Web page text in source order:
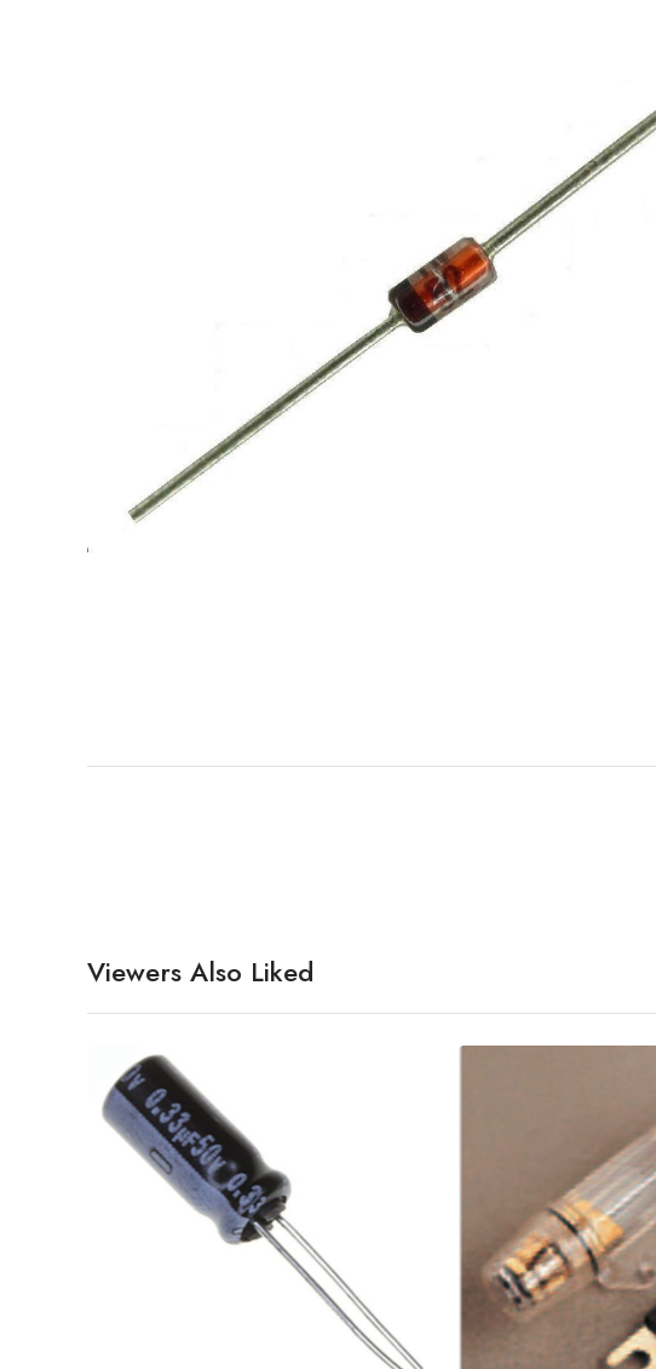
Viewers Also Liked